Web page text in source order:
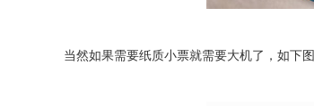
当然如果需要纸质小票就需要大机了，如下图